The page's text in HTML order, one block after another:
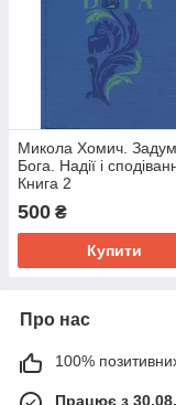
Микола Хомич. Задум
Бога. Надії і
Книга 2
500 ₴
Купити
Про нас
100%
Працює з